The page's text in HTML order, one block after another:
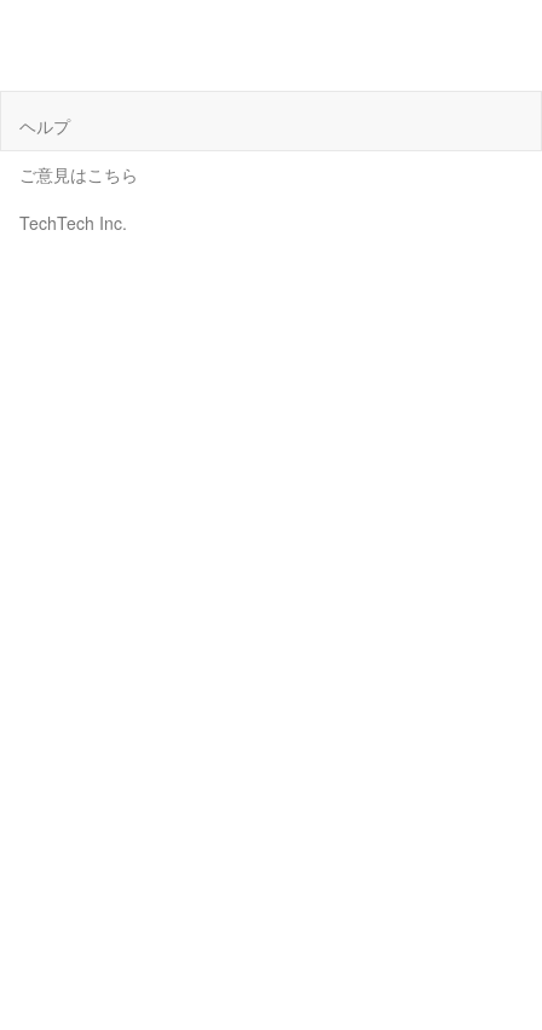
ヘルプ
ご意見はこちら
TechTech Inc.